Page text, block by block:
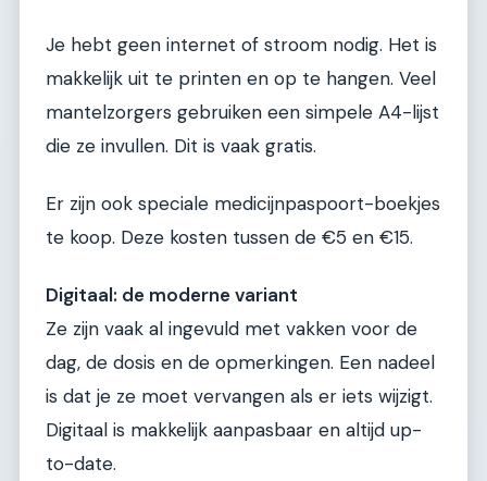
Je hebt geen internet of stroom nodig. Het is
makkelijk uit te printen en op te hangen. Veel
mantelzorgers gebruiken een simpele A4-lijst
die ze invullen. Dit is vaak gratis.
Er zijn ook speciale medicijnpaspoort-boekjes
te koop. Deze kosten tussen de €5 en €15.
Digitaal: de moderne variant
Ze zijn vaak al ingevuld met vakken voor de
dag, de dosis en de opmerkingen. Een nadeel
is dat je ze moet vervangen als er iets wijzigt.
Digitaal is makkelijk aanpasbaar en altijd up-
to-date.